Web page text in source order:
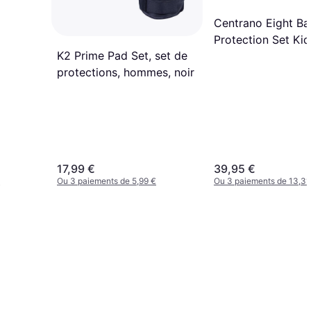
K2 Prime Pad Set, set de
protections, hommes, noir
17,99 €
Ou 3 paiements de 5,99 €
Centrano Eight Ball
Protection Set Kids
39,95 €
Ou 3 paiements de 13,31 €